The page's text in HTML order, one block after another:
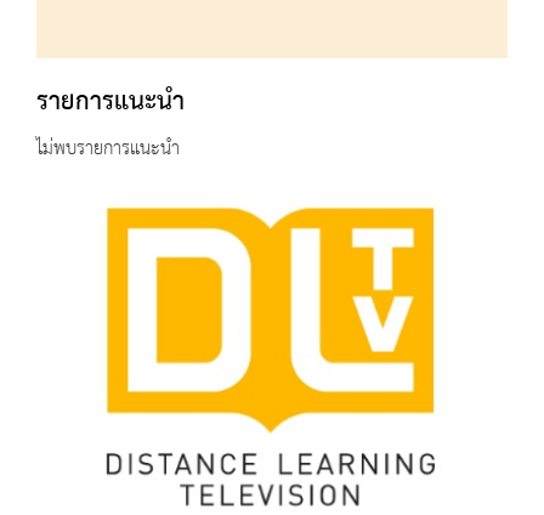
รายการแนะนำ
ไม่พบรายการแนะนำ